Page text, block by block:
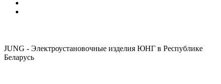
JUNG - Электроустановочные изделия ЮНГ в Республике
Беларусь